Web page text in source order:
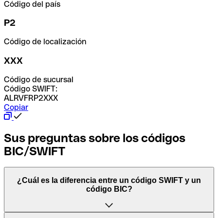
Código del país
P2
Código de localización
XXX
Código de sucursal
Código SWIFT:
ALRVFRP2XXX
Copiar
Sus preguntas sobre los códigos
BIC/SWIFT
¿Cuál es la diferencia entre un código SWIFT y un
código BIC?